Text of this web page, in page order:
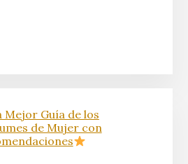
Mejor Guía de los
de Mujer con